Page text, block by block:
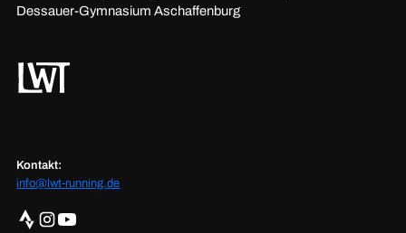
Dessauer-Gymnasium Aschaffenburg
Kontakt:
info@lwt-running.de